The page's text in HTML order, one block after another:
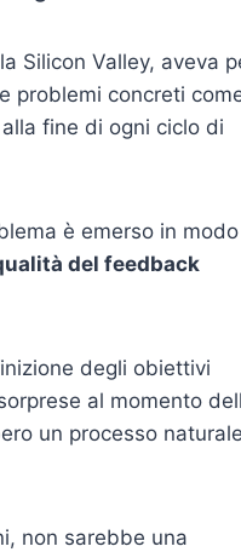
Silicon Valley, aveva
problemi concreti
fine di ogni ciclo di
è emerso in modo
del feedback
degli obiettivi
al momento
un processo
non sarebbe una